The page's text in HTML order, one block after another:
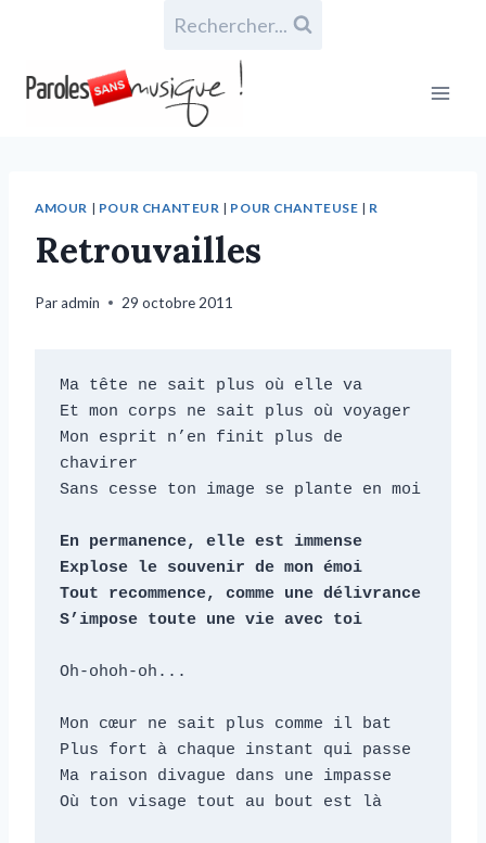
Rechercher...
AMOUR | POUR CHANTEUR | POUR CHANTEUSE | R
Retrouvailles
Paradmin 29 octobre 2011
Ma tête ne sait plus où elle va
Et mon corps ne sait plus où voyager
Mon esprit n’en finit plus de
chavirer
Sans cesse ton image se plante en moi
En permanence, elle est immense
Explose le souvenir de mon émoi
Tout recommence, comme une délivrance
S’impose toute une vie avec toi
Oh-ohoh-oh...
Mon cœur ne sait plus comme il bat
Plus fort à chaque instant qui passe
Ma raison divague dans une impasse
Où ton visage tout au bout est là